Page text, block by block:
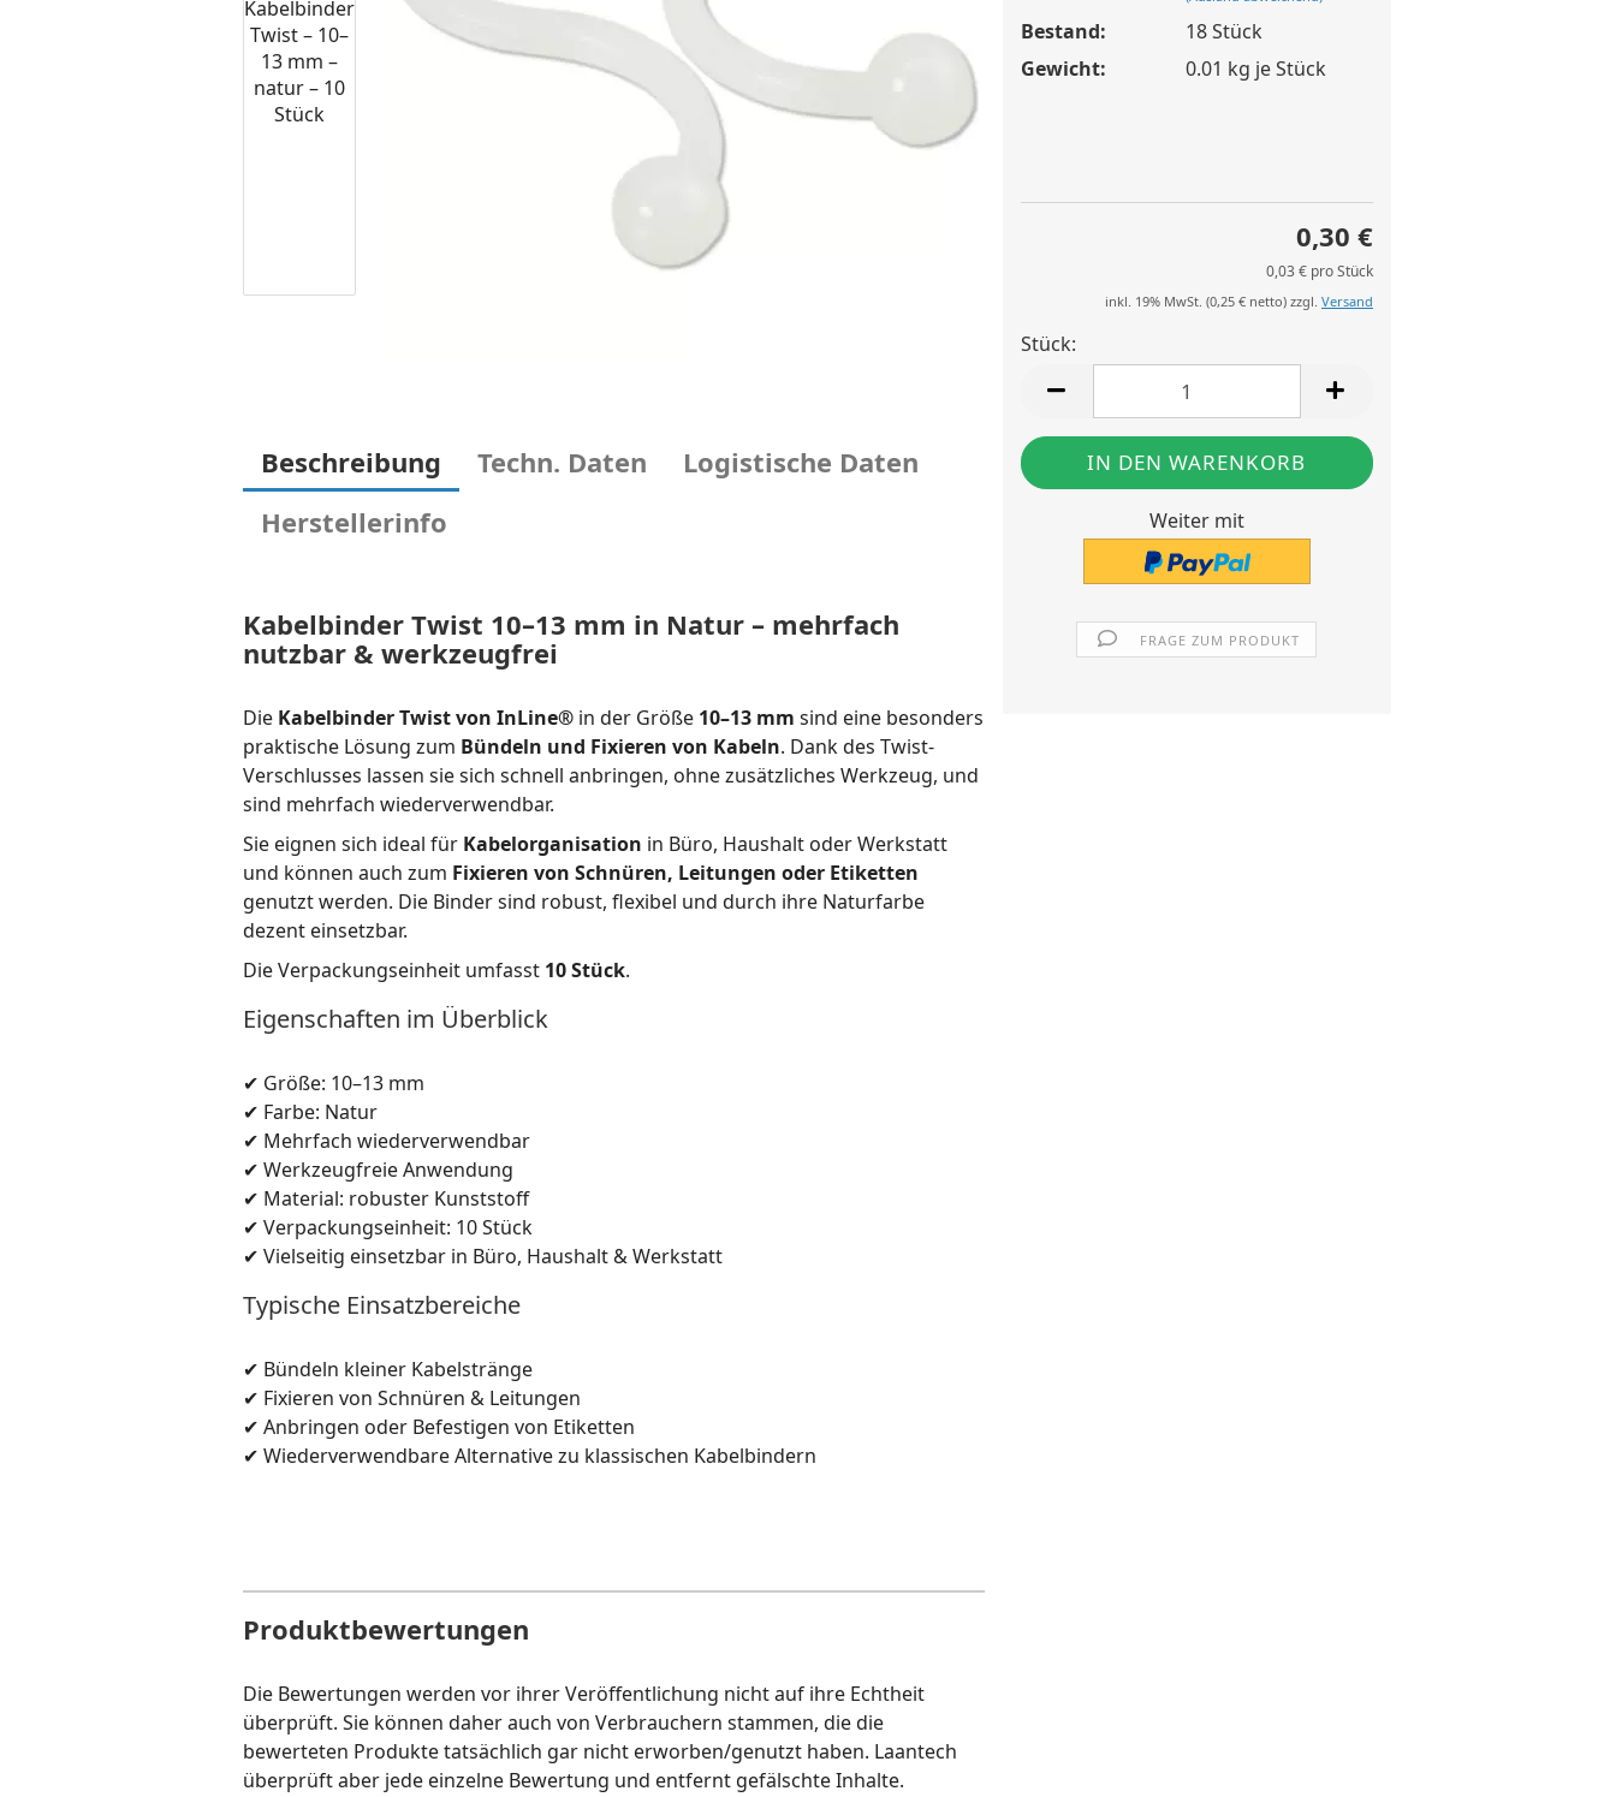
Bestand: 18Stück
Gewicht:
0.01 kg je Stück
0,30 €
0,03 € pro Stück
inkl. 19% MwSt. (0,25 € netto) zzgl. Versand
Stück:
Stück
Weiter mit
FRAGE ZUM PRODUKT
Beschreibung Techn. Daten
Logistische Daten
Herstellerinfo
Kabelbinder Twist 10–13 mm in Natur – mehrfach
nutzbar & werkzeugfrei
Die Kabelbinder Twist von InLine® in der Größe 10–13 mm sind eine besonders
praktische Lösung zum Bündeln und Fixieren von Kabeln. Dank des Twist-
Verschlusses lassen sie sich schnell anbringen, ohne zusätzliches Werkzeug, und
sind mehrfach wiederverwendbar.
Sie eignen sich ideal für Kabelorganisation in Büro, Haushalt oder Werkstatt
und können auch zum Fixieren von Schnüren, Leitungen oder Etiketten
genutzt werden. Die Binder sind robust, flexibel und durch ihre Naturfarbe
dezent einsetzbar.
Die Verpackungseinheit umfasst 10 Stück.
Eigenschaften im Überblick
✔ Größe: 10–13 mm
✔ Farbe: Natur
✔ Mehrfach wiederverwendbar
✔ Werkzeugfreie Anwendung
✔ Material: robuster Kunststoff
✔ Verpackungseinheit: 10 Stück
✔ Vielseitig einsetzbar in Büro, Haushalt & Werkstatt
Typische Einsatzbereiche
✔ Bündeln kleiner Kabelstränge
✔ Fixieren von Schnüren & Leitungen
✔ Anbringen oder Befestigen von Etiketten
✔ Wiederverwendbare Alternative zu klassischen Kabelbindern
Produktbewertungen
Die Bewertungen werden vor ihrer Veröffentlichung nicht auf ihre Echtheit
überprüft. Sie können daher auch von Verbrauchern stammen, die die
bewerteten Produkte tatsächlich gar nicht erworben/genutzt haben. Laantech
überprüft aber jede einzelne Bewertung und entfernt gefälschte Inhalte.